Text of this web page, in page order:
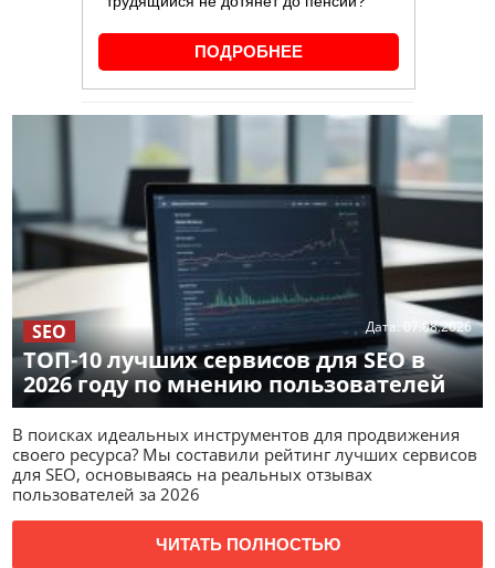
ТОП-10 лучших сервисов для SEO в
2026 году по мнению пользователей
Дата: 07.08.2026
SEO
В поисках идеальных инструментов для продвижения
своего ресурса? Мы составили рейтинг лучших сервисов
для SEO, основываясь на реальных отзывах
пользователей за 2026
ЧИТАТЬ ПОЛНОСТЬЮ